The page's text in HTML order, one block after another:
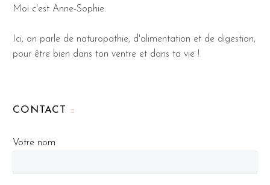
Moi c'est Anne-Sophie.
Ici, on parle de naturopathie, d'alimentation et de digestion,
pour être bien dans ton ventre et dans ta vie !
CONTACT
Votre nom